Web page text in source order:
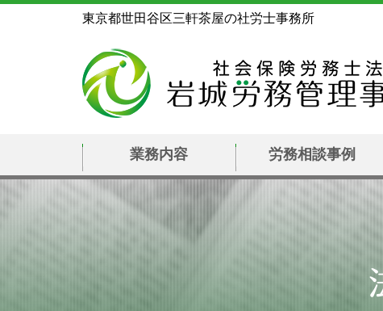
東京都世田谷区三軒茶屋の社労士事務所
業務内容 労務相談事例